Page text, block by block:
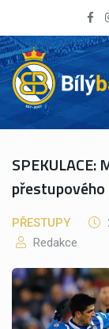
PŘESTUPY
Redakce